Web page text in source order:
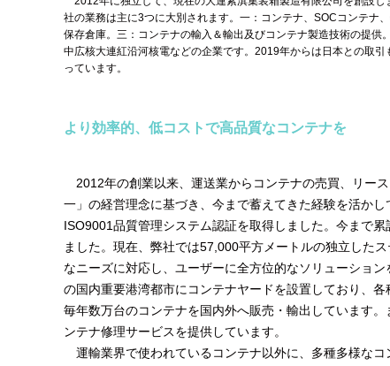
社の業務は主に3つに大別されます。一：コンテナ、SOCコンテナ
保存倉庫。三：コンテナの輸入＆輸出及びコンテナ製造技術の提供
中広核大連紅沿河核電などの企業です。2019年からは日本との取
っています。
より効率的、低コストで高品質なコンテナを
2012年の創業以来、運送業からコンテナの売買、リー
一」の経営理念に基づき、今まで蓄えてきた経験を活か
ISO9001品質管理システム認証を取得しました。今まで
ました。現在、弊社では57,000平方メートルの独立した
なニーズに対応し、ユーザーに全方位的なソリューショ
の国内重要港湾都市にコンテナヤードを設置しており、
毎年数万台のコンテナを国内外へ販売・輸出しています
ンテナ修理サービスを提供しています。
運輸業界で使われているコンテナ以外に、多種多様な